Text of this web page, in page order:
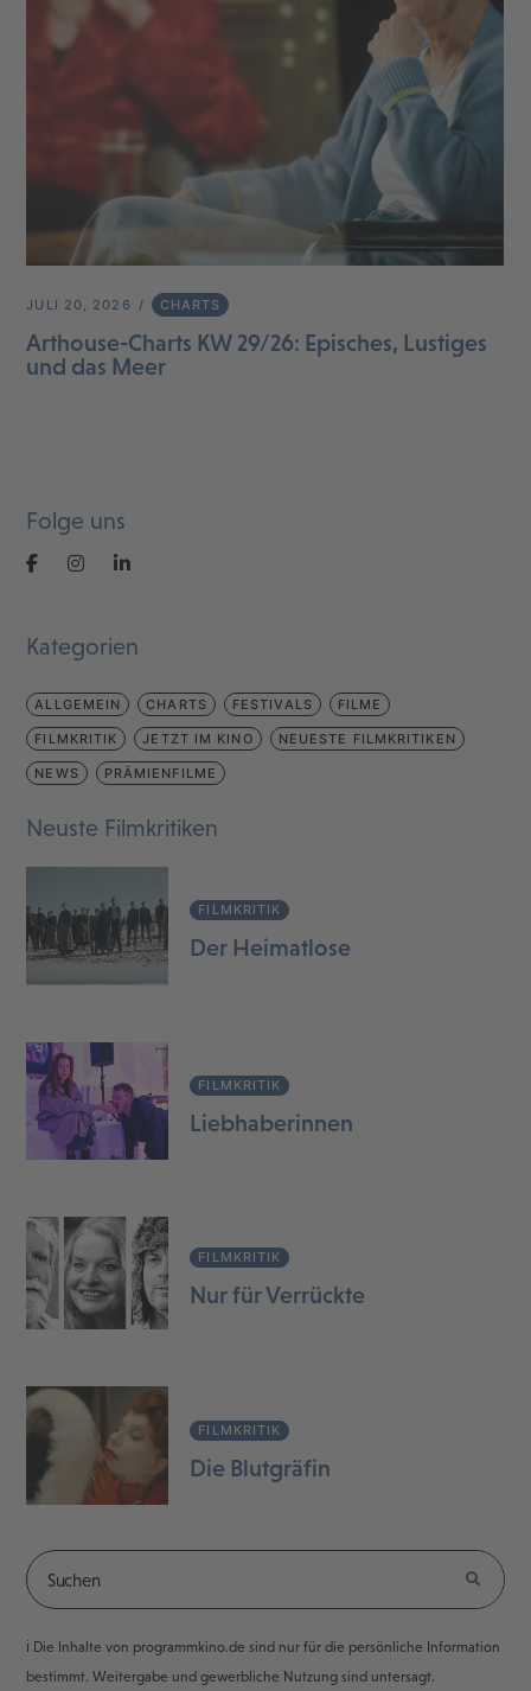
JULI 20, 2026 CHARTS
Arthouse-Charts KW 29/26: Episches, Lustiges
und das Meer
Folge uns
Kategorien
ALLGEMEIN CHARTS FESTIVALS FILME
FILMKRITIK JETZT IM KINO NEUESTE FILMKRITIKEN
NEWS PRÄMIENFILME
Neuste Filmkritiken
FILMKRITIK
Der Heimatlose
FILMKRITIK
Liebhaberinnen
FILMKRITIK
Nur für Verrückte
FILMKRITIK
Die Blutgräfin
ℹ️ Die Inhalte von programmkino.de sind nur für die persönliche Information
bestimmt. Weitergabe und gewerbliche Nutzung sind untersagt.